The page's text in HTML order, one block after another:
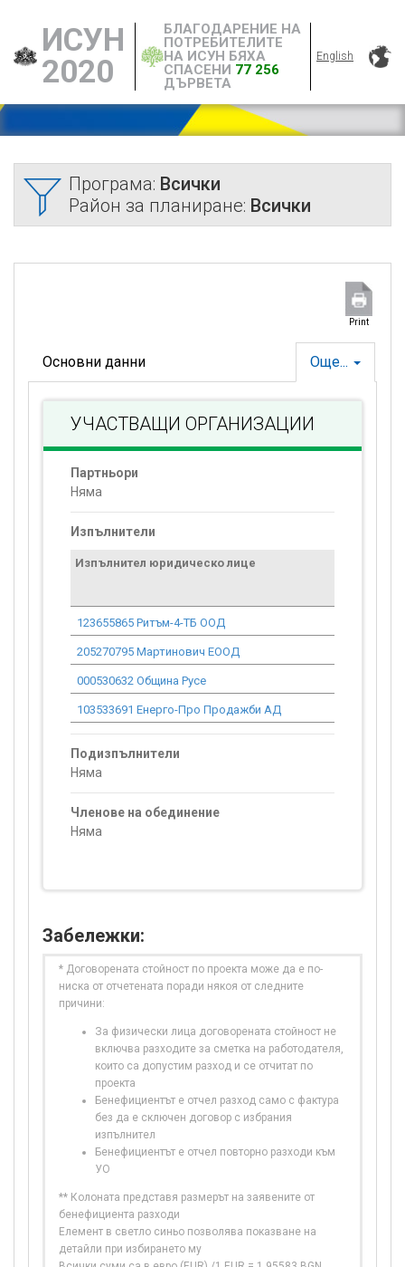
ИСУН
2020
БЛАГОДАРЕНИЕ НА
ПОТРЕБИТЕЛИТЕ
НА ИСУН БЯХА
СПАСЕНИ 77 256
ДЪРВЕТА
English
Програма: Всички
Район за планиране: Всички
Print
Още...
Основни данни
УЧАСТВАЩИ ОРГАНИЗАЦИИ
Партньори
Няма
Изпълнители
Изпълнител юридическо лице
123655865 Ритъм-4-ТБ ООД
205270795 Мартинович ЕООД
000530632 Община Русе
103533691 Енерго-Про Продажби АД
Подизпълнители
Няма
Членове на обединение
Няма
Забележки:
* Договорената стойност по проекта може да е по-
ниска от отчетената поради някоя от следните
причини:
За физически лица договорената стойност не
включва разходите за сметка на работодателя,
които са допустим разход и се отчитат по
проекта
Бенефициентът е отчел разход само с фактура
без да е сключен договор с избрания
изпълнител
Бенефициентът е отчел повторно разходи към
УО
** Колоната представя размерът на заявените от
бенефициента разходи
Елемент в светло синьо позволява показване на
детайли при избирането му